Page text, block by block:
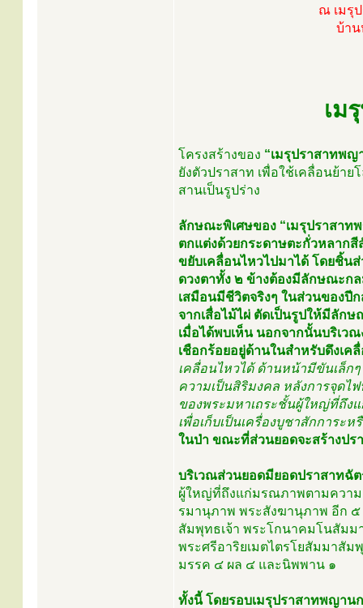
ณ เมรุ
บ้าน
เม
โครงสร้างของ “เมรุปราสาทพ
ยังตัวปราสาท เพื่อใช้เคลื่อนย้า
สานเป็นรูปร่าง
ลักษณะพิเศษของ “เมรุปราสาท
ตกแต่งด้วยกระดาษตะกั่วหลาก
ขยับเคลื่อนไหวไปมาได้ โดยชิ้น
ดวงตาทั้ง ๒ ข้างต้องมีลักษณะก
เสมือนมีชีวิตจริงๆ ในส่วนของปี
จากเสื่อไม้ไผ่ ตัดเป็นรูปให้มีลัก
เมื่อได้พบเห็น นอกจากนั้นบริเวณ
เชือกร้อยอยู่ด้านในสำหรับดึงเค
เคลื่อนไหวได้ ด้านหน้ามีขันเล็ก
ความเป็นสิริมงคล หลังการจุดไ
ของพระมหาเถระชั้นผู้ใหญ่ที่ถึง
เพื่อเก็บเป็นเครื่องบูชาสักการะ
ในป่า ขณะที่ส่วนยอดจะสร้างปร
บริเวณส่วนยอดมียอดปราสาทฉั
ผู้ใหญ่ที่ถึงแก่มรณภาพตามความ
รมานุภาพ พระสังฆานุภาพ อีก
สัมพุทธเจ้า พระโกนาคมโนสัมม
พระศรีอาริยเมตไตรโยสัมมาสัม
มรรค ๔ ผล ๔ และนิพพาน ๑
ทั้งนี้ โดยรอบเมรุปราสาทพญาน